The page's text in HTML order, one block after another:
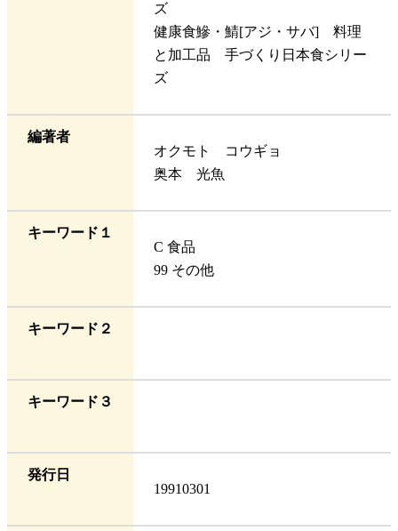
ズ
健康食鰺・鯖[アジ・サバ] 料理
と加工品 手づくり日本食シリー
ズ
編著者
オクモト コウギョ
奥本 光魚
キーワード１
C 食品
99 その他
キーワード２
キーワード３
発行日
19910301